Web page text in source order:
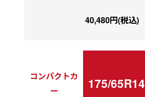
40,480円(税込)
コンパクトカ
ー
175/65R14